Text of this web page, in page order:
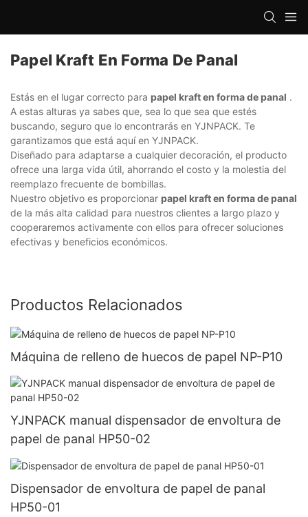
Papel Kraft En Forma De Panal
Estás en el lugar correcto para papel kraft en forma de panal .
A estas alturas ya sabes que, sea lo que sea que estés
buscando, seguro que lo encontrarás en YJNPACK. Te
garantizamos que está aquí en YJNPACK.
Diseñado para adaptarse a cualquier decoración, el producto
ofrece una larga vida útil, ahorrando el costo y la molestia del
reemplazo frecuente de bombillas.
Nuestro objetivo es proporcionar papel kraft en forma de panal
de la más alta calidad para nuestros clientes a largo plazo y
cooperaremos activamente con ellos para ofrecer soluciones
efectivas y beneficios económicos.
Productos Relacionados
Máquina de relleno de huecos de papel NP-P10
YJNPACK manual dispensador de envoltura de
papel de panal HP50-02
Dispensador de envoltura de papel de panal
HP50-01